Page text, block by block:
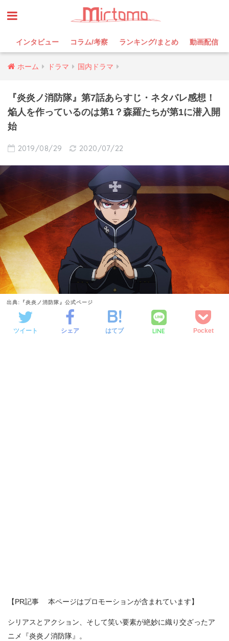
インタビュー コラム/考察 ランキング/まとめ 動画配信
ホーム ドラマ 国内ドラマ
『炎炎ノ消防隊』第7話あらすじ・ネタバレ感想！
焔人を作っているのは第1？森羅たちが第1に潜入開
始
2019/08/29 2020/07/22
出典:『炎炎ノ消防隊』公式ページ
ツイート シェア はてブ LINE Pocket
【PR記事 本ページはプロモーションが含まれています】
シリアスとアクション、そして笑い要素が絶妙に織り交ざったア
ニメ『炎炎ノ消防隊』。